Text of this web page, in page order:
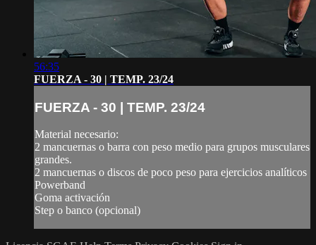
56:35
FUERZA - 30 | TEMP. 23/24
FUERZA - 30 | TEMP. 23/24
Material necesario:
2 mancuernas o barra con peso medio para grupos musculares
grandes.
2 mancuernas o discos de poco peso para ejercicios analíticos
Powerband
Goma activación
Step o banco (opcional)